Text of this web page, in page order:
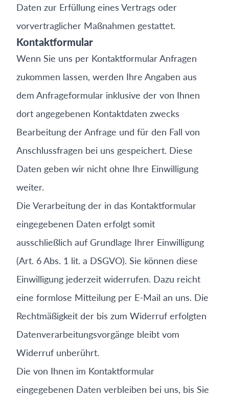
Daten zur Erfüllung eines Vertrags oder
vorvertraglicher Maßnahmen gestattet.
Kontaktformular
Wenn Sie uns per Kontaktformular Anfragen
zukommen lassen, werden Ihre Angaben aus
dem Anfrageformular inklusive der von Ihnen
dort angegebenen Kontaktdaten zwecks
Bearbeitung der Anfrage und für den Fall von
Anschlussfragen bei uns gespeichert. Diese
Daten geben wir nicht ohne Ihre Einwilligung
weiter.
Die Verarbeitung der in das Kontaktformular
eingegebenen Daten erfolgt somit
ausschließlich auf Grundlage Ihrer Einwilligung
(Art. 6 Abs. 1 lit. a DSGVO). Sie können diese
Einwilligung jederzeit widerrufen. Dazu reicht
eine formlose Mitteilung per E-Mail an uns. Die
Rechtmäßigkeit der bis zum Widerruf erfolgten
Datenverarbeitungsvorgänge bleibt vom
Widerruf unberührt.
Die von Ihnen im Kontaktformular
eingegebenen Daten verbleiben bei uns, bis Sie